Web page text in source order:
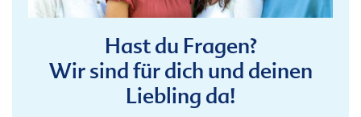
Hast du Fragen?
Wir sind für dich und deinen
Liebling da!